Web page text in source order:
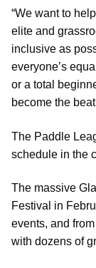
“We want to
elite and
inclusive as
everyone’s
or a total
become the
The Paddle
schedule in the
The massive
Festival in
events, and
with dozens of